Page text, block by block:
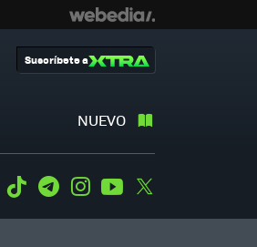
NUEVO
Suscríbete a
WhatsApp
Tiktok TelegramInstagramYoutube